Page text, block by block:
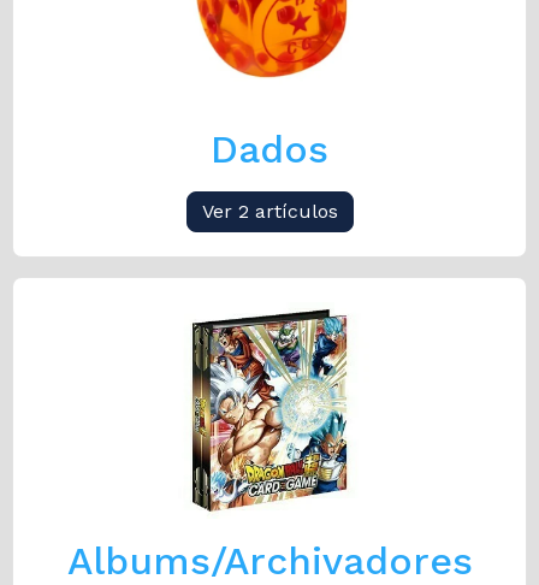
Dados
Ver 2 artículos
Albums/Archivadores